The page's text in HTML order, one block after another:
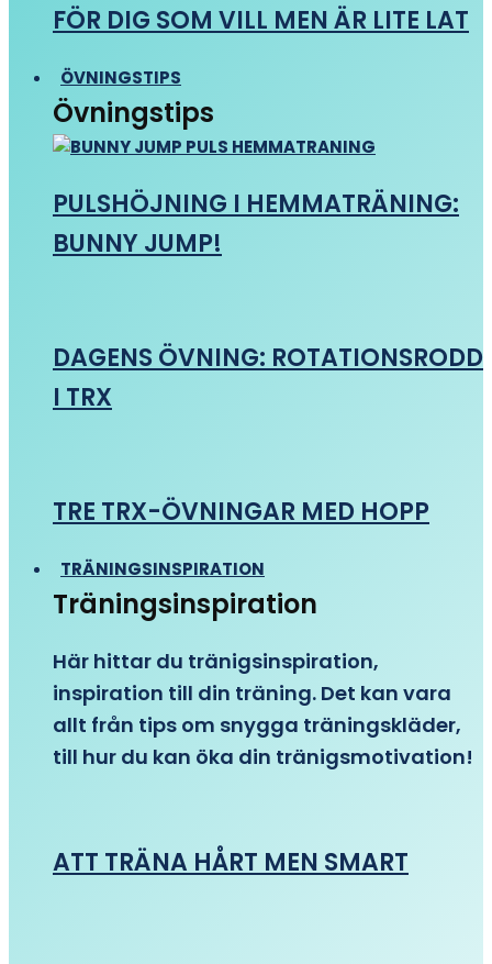
FÖR DIG SOM VILL MEN ÄR LITE LAT
ÖVNINGSTIPS
Övningstips
PULSHÖJNING I HEMMATRÄNING:
BUNNY JUMP!
DAGENS ÖVNING: ROTATIONSRODD
I TRX
TRE TRX-ÖVNINGAR MED HOPP
TRÄNINGSINSPIRATION
Träningsinspiration
Här hittar du tränigsinspiration,
inspiration till din träning. Det kan vara
allt från tips om snygga träningskläder,
till hur du kan öka din tränigsmotivation!
ATT TRÄNA HÅRT MEN SMART